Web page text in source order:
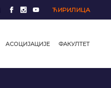
ЋИРИЛИЦА
АСОЦИЈАЦИЈЕ ФАКУЛТЕТ